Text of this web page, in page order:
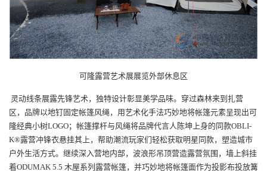
可隆露营艺术展展览外部休息区
灵动线条展露先锋艺术，独特设计彰显美学品味。穿过森林来到扎营
区，品牌以地钉固定帐篷风绳，用艺术化手法巧妙地将帐篷元素呈现出可
隆经典小树LOGO；帐篷撑杆与风绳将品牌代言人陈坤上身的同款OBLI-
K®露营冲锋衣悬挂其上，帮助潮流玩家们轻松获取明星同款，塑造城市
户外生活方式。继续深入营地内部，波浪形吊顶营造露营氛围，墙上斜挂
着ODUMAK 5.5 木屋系列露营帐篷，并巧妙地将帐篷面作为投影布投放篝